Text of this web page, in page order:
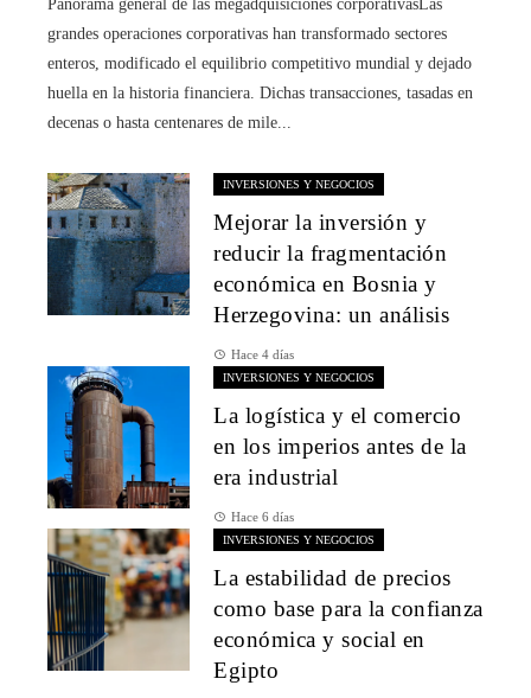
Panorama general de las megadquisiciones corporativasLas
grandes operaciones corporativas han transformado sectores
enteros, modificado el equilibrio competitivo mundial y dejado
huella en la historia financiera. Dichas transacciones, tasadas en
decenas o hasta centenares de mile...
INVERSIONES Y NEGOCIOS
Mejorar la inversión y
reducir la fragmentación
económica en Bosnia y
Herzegovina: un análisis
Hace 4 días
INVERSIONES Y NEGOCIOS
La logística y el comercio
en los imperios antes de la
era industrial
Hace 6 días
INVERSIONES Y NEGOCIOS
La estabilidad de precios
como base para la confianza
económica y social en
Egipto